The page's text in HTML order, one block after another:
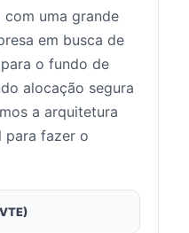
uma grande
em busca de
o fundo de
alocação segura
a arquitetura
para fazer o